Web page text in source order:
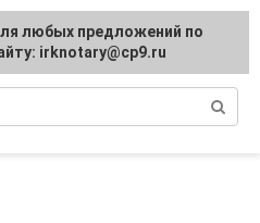
аналоги
любых предложений по
irknotary@cp9.ru